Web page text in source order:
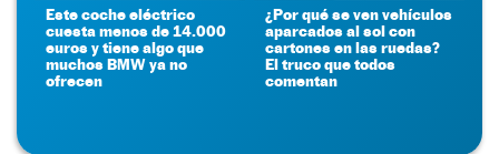
Este coche eléctrico
cuesta menos de 14.000
euros y tiene algo que
muchos BMW ya no
ofrecen
¿Por qué se ven vehículos
aparcados al sol con
cartones en las ruedas?
El truco que todos
comentan